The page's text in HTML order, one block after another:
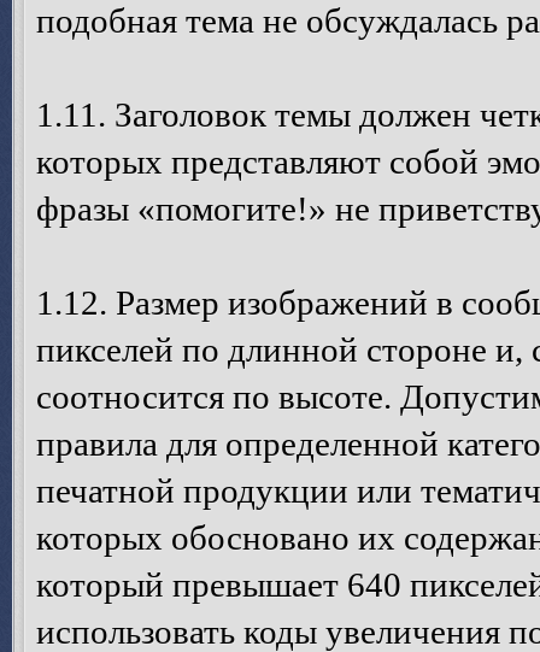
подобная тема не обсуждалась
1.11. Заголовок темы должен
которых представляют собой
фразы «помогите!» не
1.12. Размер изображений в
пикселей по длинной стороне и,
соотносится по высоте.
правила для определенной
печатной продукции или
которых обосновано их
который превышает 640
использовать коды увеличения